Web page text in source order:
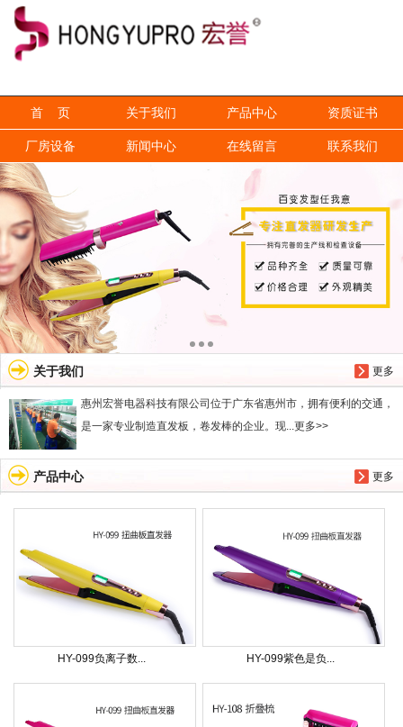
首 页 关于我们 产品中心 资质证书
厂房设备 新闻中心 在线留言 联系我们
更多
关于我们
惠州宏誉电器科技有限公司位于广东省惠州市，拥有便利的交通，
是一家专业制造直发板，卷发棒的企业。现...更多>>
更多
产品中心
HY-099负离子数... HY-099紫色是负...
信息搜索
搜索